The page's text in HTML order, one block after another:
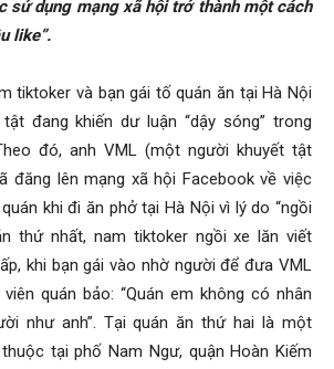
sử dụng mạng xã hội trở thành một cách
like”.
tiktoker và bạn gái tố quán ăn tại Hà Nội
đang khiến dư luận “dậy sóng” trong
đó, anh VML (một người khuyết tật
đăng lên mạng xã hội Facebook về việc
khi đi ăn phở tại Hà Nội vì lý do “ngồi
thứ nhất, nam tiktoker ngồi xe lăn viết
khi bạn gái vào nhờ người để đưa VML
quán bảo: “Quán em không có nhân
như anh”. Tại quán ăn thứ hai là một
tại phố Nam Ngư, quận Hoàn Kiếm